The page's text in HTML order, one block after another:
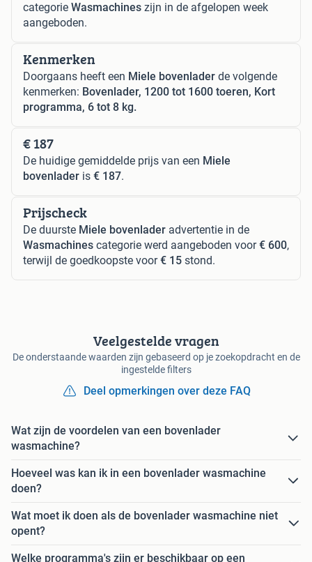
categorie Wasmachines zijn in de afgelopen week
aangeboden.
Kenmerken
Doorgaans heeft een Miele bovenlader de volgende
kenmerken: Bovenlader, 1200 tot 1600 toeren, Kort
programma, 6 tot 8 kg.
€ 187
De huidige gemiddelde prijs van een Miele
bovenlader is € 187.
Prijscheck
De duurste Miele bovenlader advertentie in de
Wasmachines categorie werd aangeboden voor€ 600,
terwijl de goedkoopste voor€ 15 stond.
Veelgestelde vragen
De onderstaande waarden zijn gebaseerd op je zoekopdracht en de
ingestelde filters
Deel opmerkingen over deze FAQ
Wat zijn de voordelen van een bovenlader
wasmachine?
Hoeveel was kan ik in een bovenlader wasmachine
doen?
Wat moet ik doen als de bovenlader wasmachine niet
opent?
Welke programma's zijn er beschikbaar op een